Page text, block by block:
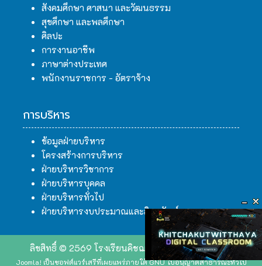
สังคมศึกษา ศาสนา และวัฒนธรรม
สุขศึกษา และพลศึกษา
ศิลปะ
การงานอาชีพ
ภาษาต่างประเทศ
พนักงานราชการ - อัตราจ้าง
การบริหาร
ข้อมูลฝ่ายบริหาร
โครงสร้างการบริหาร
ฝ่ายบริหารวิชาการ
ฝ่ายบริหารบุคคล
ฝ่ายบริหารทั่วไป
ฝ่ายบริหารงบประมาณและสินทรัพย์
ลิขสิทธิ์ © 2569 โรงเรียนคิชฌกูฏวิทยา. สงวนลิขสิทธิ์.
Joomla! เป็นซอฟต์แวร์เสรีที่เผยแพร่ภายใต้GNU ใบอนุญาตสาธารณะทั่วไป